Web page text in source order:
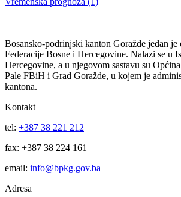
614100 (Dom za stara i iznemogla lica) za